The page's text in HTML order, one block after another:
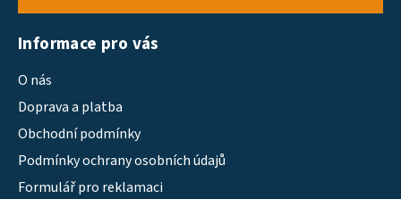
Informace pro vás
O nás
Doprava a platba
Obchodní podmínky
Podmínky ochrany osobních údajů
Formulář pro reklamaci